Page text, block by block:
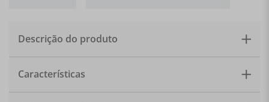
Descrição do produto
A Forma Retangular é perfeita para receitas de
confeitaria deliciosas. Possui um inovador revestimento
sem PFOA e garante fácil limpeza. Seu material compõe
Características